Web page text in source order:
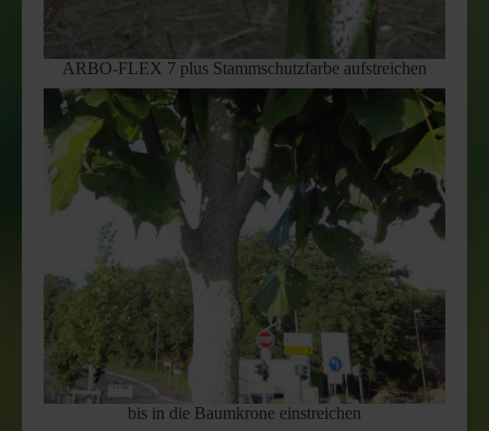
ARBO-FLEX 7 plus Stammschutzfarbe aufstreichen
bis in die Baumkrone einstreichen